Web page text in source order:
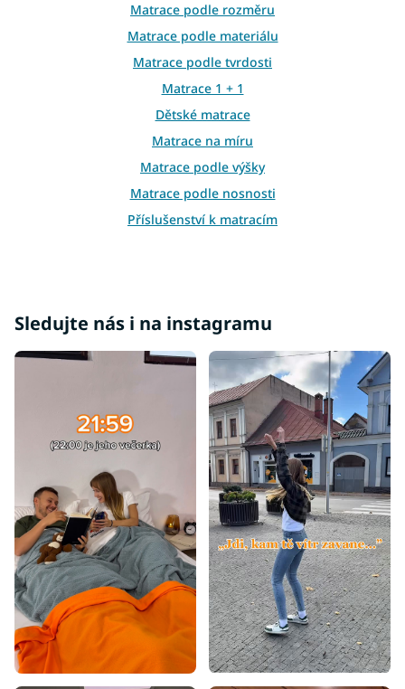
í
p
r
v
k
y
v
ý
p
i
s
u
Matrace podle rozměru
Matrace podle materiálu
Matrace podle tvrdosti
Matrace 1 + 1
Dětské matrace
Matrace na míru
Matrace podle výšky
Matrace podle nosnosti
Příslušenství k matracím
Sledujte nás i na instagramu